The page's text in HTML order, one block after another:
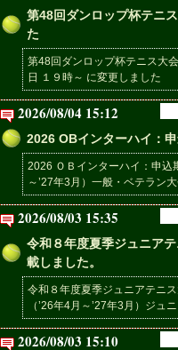
第48回ダンロップ杯テニ
た
第48回ダンロップ杯テニス大
日 １９時～ に変更しました
2026/08/04 15:12
2026 OBインターハイ：申
2026 ＯＢインターハイ：申込
～’27年3月）一般・ベテラン
2026/08/03 15:35
令和８年度夏季ジュニア
載しました。
令和８年度夏季ジュニアテニ
（’26年4月～’27年3月）ジュ
2026/08/03 15:10